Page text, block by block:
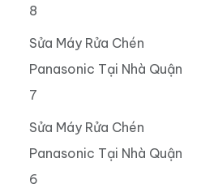
8
Sửa Máy Rửa Chén
Panasonic Tại Nhà Quận
7
Sửa Máy Rửa Chén
Panasonic Tại Nhà Quận
6